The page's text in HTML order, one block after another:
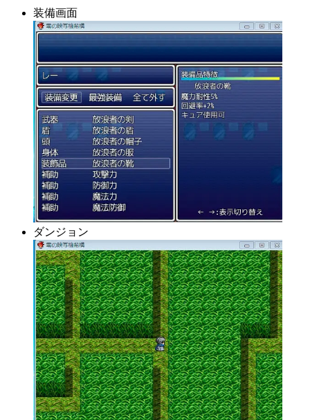
装備画面
ダンジョン